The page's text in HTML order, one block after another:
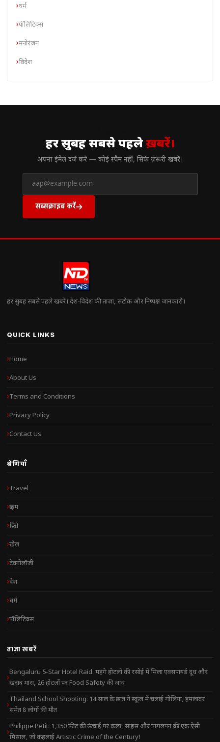
धर्म
पॉलिटिक्स
मनोरंजन
विदेश
हर सुबह सबसे पहलेख़बरें।
अपना ईमेल दर्ज करें — कोई स्पैम नहीं, सिर्फ ज़रूरी खबरें।
सब्सक्राइब करें
हर सुबह सबसे पहले खबरें। देश-विदेश की ताज़ा, सटीक और निष्पक्ष जानकारी।
QUICK LINKS
Home
About Us
Terms and Conditions
Privacy Policy
Contact Us
श्रेणियाँ
Travel
क्राइम
क्रिप्टो
खेल
टेक्नोलॉजी
देश
धर्म
पॉलिटिक्स
ताज़ा खबरें
Bengaluru 5-Star Hotel Raid: महंगे होटलों की रसोई में मिला एक्सपायर्ड दूध और
खराब मांस, 26 होटलों पर Food Safety की जांच
Thailand School Shooting: 14 साल के छात्र ने स्कूल में चलाई गोलियां, हमलावर
समेत 8 लोगों की मौत
Philippe Petit: 1,350 फीट की ऊंचाई पर कला, साहस और पागलपन की एक ऐसी
मिसाल, जो कहलाई Artistic Crime of the Century!